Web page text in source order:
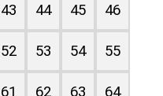
43 44 45 46
52 53 54 55
61 62 63 64